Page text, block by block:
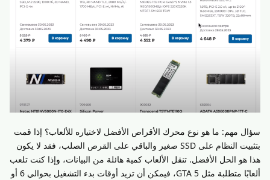
سؤال مهم: ما هو نوع محرك الأقراص الأفضل لاختياره للألعاب؟ إذا قمت
بتثبيت النظام على SSD صغير والباقي على القرص الصلب، فقد لا يكون
هذا هو الحل الأفضل. تنقل الألعاب كمية هائلة من البيانات، وإذا كنت تلعب
ألعابًا متطلبة مثل GTA 5، فيمكن أن تزيد أوقات بدء التشغيل بحوالي 6 أو